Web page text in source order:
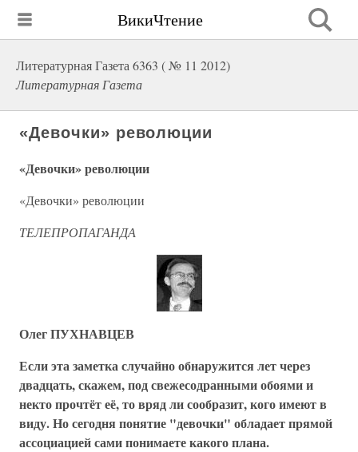
ВикиЧтение
Литературная Газета 6363 ( № 11 2012)
Литературная Газета
«Девочки» революции
«Девочки» революции
«Девочки» революции
ТЕЛЕПРОПАГАНДА
Олег ПУХНАВЦЕВ
Если эта заметка случайно обнаружится лет через
двадцать, скажем, под свежесодранными обоями и
некто прочтёт её, то вряд ли сообразит, кого имеют в
виду. Но сегодня понятие "девочки" обладает прямой
ассоциацией сами понимаете какого плана.